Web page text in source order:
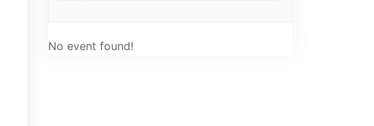
No event found!